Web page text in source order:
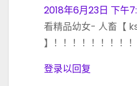
2018年6月23日 下午
看精品幼女- 人畜【
】！！！！！！！！
登录以回复